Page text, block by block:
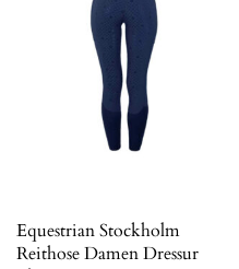
Equestrian Stockholm
Reithose Damen Dressur